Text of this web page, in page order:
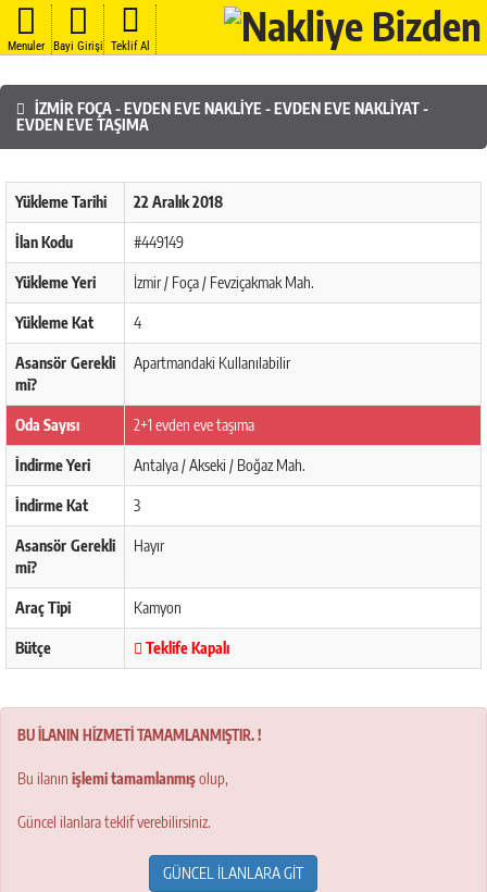
Menuler Bayi Girişi Teklif Al
İZMIR FOÇA - EVDEN EVE NAKLIYE - EVDEN EVE NAKLIYAT -
EVDEN EVE TAŞIMA
Yükleme Tarihi 22 Aralık 2018
İlan Kodu #449149
Yükleme Yeri İzmir / Foça / Fevziçakmak Mah.
Yükleme Kat 4
Asansör Gerekli
mi?
Apartmandaki Kullanılabilir
Oda Sayısı 2+1 evden eve taşıma
İndirme Yeri Antalya / Akseki / Boğaz Mah.
İndirme Kat 3
Asansör Gerekli
mi?
Hayır
Araç Tipi Kamyon
Bütçe Teklife Kapalı
BU İLANIN HİZMETİ TAMAMLANMIŞTIR. !
Bu ilanın işlemi tamamlanmışolup,
Güncel ilanlara teklif verebilirsiniz.
GÜNCEL İLANLARA GİT